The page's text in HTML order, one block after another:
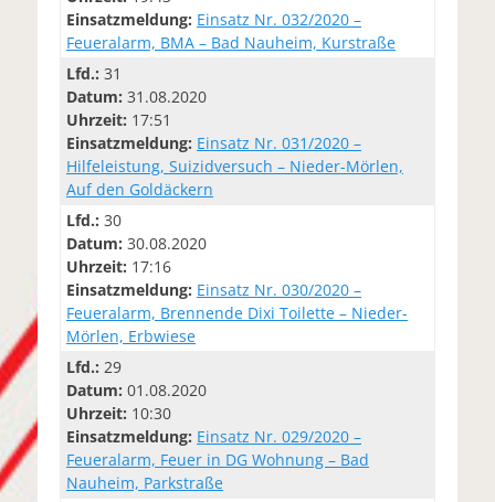
Einsatzmeldung: Einsatz Nr. 032/2020 –
Feueralarm, BMA – Bad Nauheim, Kurstraße
Lfd.: 31
Datum: 31.08.2020
Uhrzeit: 17:51
Einsatzmeldung: Einsatz Nr. 031/2020 –
Hilfeleistung, Suizidversuch – Nieder-Mörlen,
Auf den Goldäckern
Lfd.: 30
Datum: 30.08.2020
Uhrzeit: 17:16
Einsatzmeldung: Einsatz Nr. 030/2020 –
Feueralarm, Brennende Dixi Toilette – Nieder-
Mörlen, Erbwiese
Lfd.: 29
Datum: 01.08.2020
Uhrzeit: 10:30
Einsatzmeldung: Einsatz Nr. 029/2020 –
Feueralarm, Feuer in DG Wohnung – Bad
Nauheim, Parkstraße